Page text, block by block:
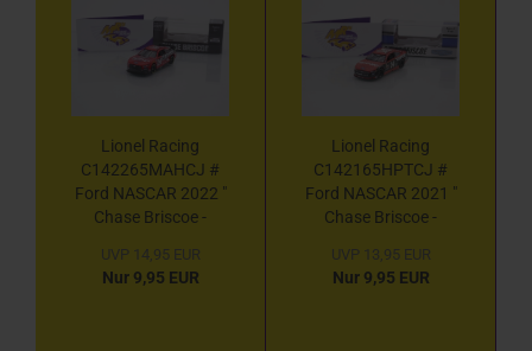
Lionel Racing
C142265MAHCJ #
Ford NASCAR 2022 "
Chase Briscoe -
1:64
UVP 14,95 EUR
Nur 9,95 EUR
Lionel Racing
C142165HPTCJ #
Ford NASCAR 2021 "
Chase Briscoe -
Throwback " 1:64
UVP 13,95 EUR
Nur 9,95 EUR